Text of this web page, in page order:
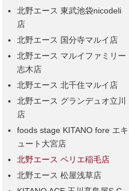
北野エース 東武池袋nicodeli
店
北野エース 国分寺マルイ店
北野エース マルイファミリー
志木店
北野エース 北千住マルイ店
北野エース グランデュオ立川
店
foods stage KITANO fore エキ
ュート大宮店
北野エース ペリエ稲毛店
北野エース 松屋浅草店